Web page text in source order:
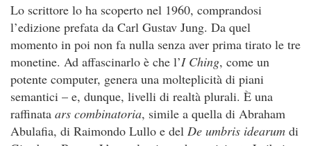
Lo scrittore lo ha scoperto nel 1960, comprandosi
l’edizione prefata da Carl Gustav Jung. Da quel
momento in poi non fa nulla senza aver prima tirato le tre
monetine. Ad affascinarlo è che l’I Ching, come un
potente computer, genera una molteplicità di piani
semantici – e, dunque, livelli di realtà plurali. È una
raffinata ars combinatoria, simile a quella di Abraham
Abulafia, di Raimondo Lullo e del De umbris idearum di